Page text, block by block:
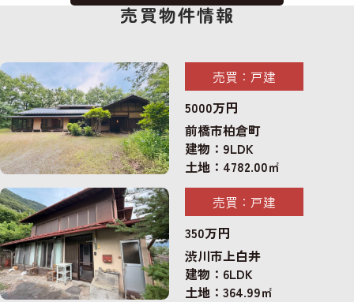
売買物件情報
売買：戸建
5000万円
前橋市柏倉町
建物：9LDK
土地：4782.00㎡
売買：戸建
350万円
渋川市上白井
建物：6LDK
土地：364.99㎡